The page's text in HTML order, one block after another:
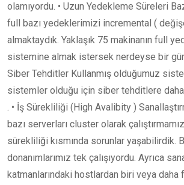
olamıyordu. • Uzun Yedekleme Süreleri
full bazı yedeklerimizi incremental (
almaktaydık. Yaklaşık 75 makinanın full
sistemine almak istersek nerdeyse bir
Siber Tehditler Kullanmış olduğumuz
sistemler olduğu için siber tehditlere daha
. • İş Sürekliliği (High Avalibity )
bazı serverları cluster olarak
sürekliliği kısmında sorunlar yaşabilirdik.
donanımlarımız tek çalışıyordu. Ayrıca
katmanlarındaki hostlardan biri veya daha